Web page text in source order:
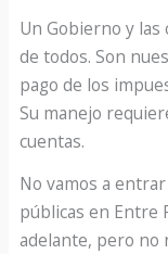
Un Gobierno y las
de todos. Son
pago de los
Su manejo
cuentas.
No vamos a
públicas en Entre
adelante, pero no